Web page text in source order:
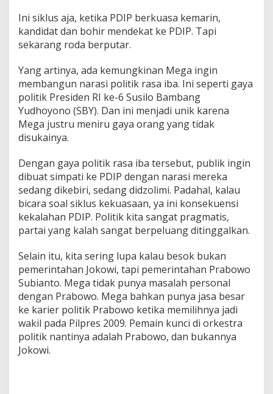
Ini siklus aja, ketika PDIP berkuasa kemarin,
kandidat dan bohir mendekat ke PDIP. Tapi
sekarang roda berputar.
Yang artinya, ada kemungkinan Mega ingin
membangun narasi politik rasa iba. Ini seperti gaya
politik Presiden RI ke-6 Susilo Bambang
Yudhoyono (SBY). Dan ini menjadi unik karena
Mega justru meniru gaya orang yang tidak
disukainya.
Dengan gaya politik rasa iba tersebut, publik ingin
dibuat simpati ke PDIP dengan narasi mereka
sedang dikebiri, sedang didzolimi. Padahal, kalau
bicara soal siklus kekuasaan, ya ini konsekuensi
kekalahan PDIP. Politik kita sangat pragmatis,
partai yang kalah sangat berpeluang ditinggalkan.
Selain itu, kita sering lupa kalau besok bukan
pemerintahan Jokowi, tapi pemerintahan Prabowo
Subianto. Mega tidak punya masalah personal
dengan Prabowo. Mega bahkan punya jasa besar
ke karier politik Prabowo ketika memilihnya jadi
wakil pada Pilpres 2009. Pemain kunci di orkestra
politik nantinya adalah Prabowo, dan bukannya
Jokowi.